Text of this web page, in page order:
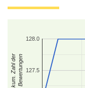
127.5
128.0
kum. Zahl derBewertungen